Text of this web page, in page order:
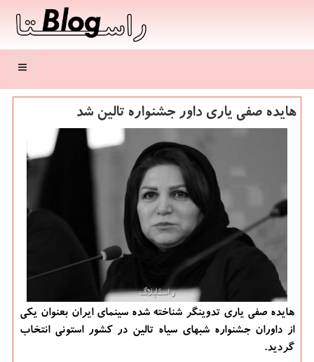
منو
هایده صفی یاری داور جشنواره تالین شد
هایده صفی یاری تدوینگر شناخته شده سینمای ایران بعنوان یکی
از داوران جشنواره شبهای سیاه تالین در کشور استونی انتخاب
گردید.